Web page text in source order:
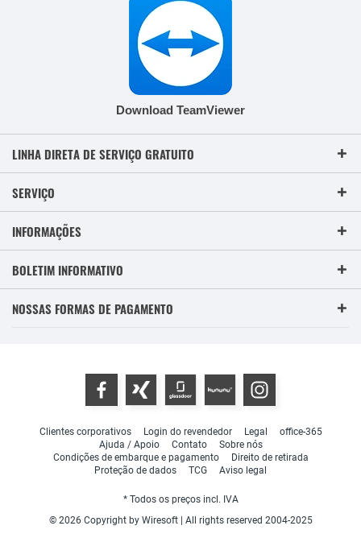
Download TeamViewer
LINHA DIRETA DE SERVIÇO GRATUITO
SERVIÇO
INFORMAÇÕES
BOLETIM INFORMATIVO
NOSSAS FORMAS DE PAGAMENTO
Clientes corporativos Login do revendedor Legal
office-365
Ajuda / Apoio
Contato
Sobre nós
Condições de embarque e pagamento
Direito de retirada
Proteção de dados
TCG Aviso legal
* Todos os preços incl. IVA
© 2026 Copyright by Wiresoft | All rights reserved 2004-2025